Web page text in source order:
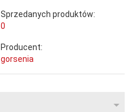
Sprzedanych produktów:
0
Producent:
gorsenia